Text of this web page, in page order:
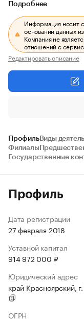
Подробнее
Информация носит
основании данных
Компания не
отношений с
Редактировать описание
ПрофильВиды
Филиалы
Государственные
Профиль
Дата регистрации
27 февраля 2018
Уставной капитал
914 972 000 ₽
Юридический адрес
край Красноярский,
ОГРН